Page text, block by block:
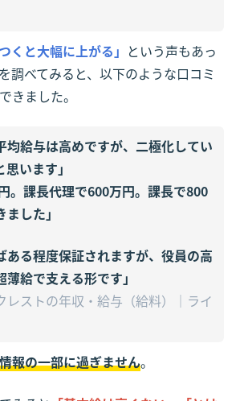
くと大幅に上がる」 という声もあっ
を調べてみると、以下のような口コミ
きました。
均給与は高めですが、二極化してい
います」
。課長代理で600万円。課長で800
した」
ある程度保証されますが、役員の高
給で支える形です」
レストの年収・給与（給料）｜ライ
報の一部に過ぎません。